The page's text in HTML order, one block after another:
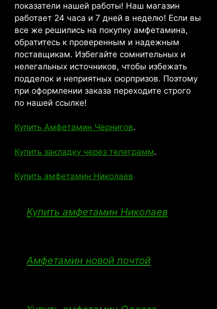
показатели нашей работы! Наш магазин
работает 24 часа и 7 дней в неделю! Если вы
все же решились на покупку амфетамина,
обратитесь к проверенным и надежным
поставщикам. Избегайте сомнительных и
нелегальных источников, чтобы избежать
подделок и неприятных сюрпризов. Поэтому
при оформлении заказа переходите строго
по нашей ссылке!
Купить Амфетамин Чернигов.
Купить закладку через телеграмм.
Купить амфетамин Николаев
Купить амфетамин Николаев
Амфетамин новой почтой